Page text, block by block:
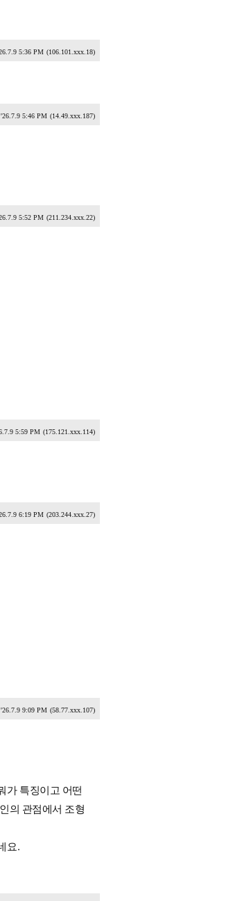
5:36 PM (106.101.xxx.18)
'26.7.9 5:46 PM (14.49.xxx.187)
5:52 PM (211.234.xxx.22)
5:59 PM (175.121.xxx.114)
6:19 PM (203.244.xxx.27)
'26.7.9 9:09 PM (58.77.xxx.107)
가 특징이고 어떤
의 관점에서 조형
요.